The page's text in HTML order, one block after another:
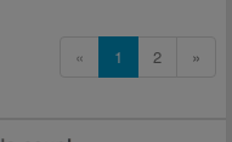
« 1 2 »